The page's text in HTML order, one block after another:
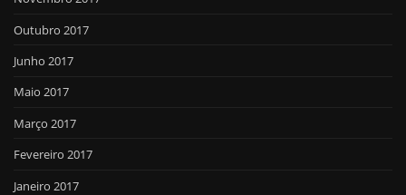
Outubro 2017
Junho 2017
Maio 2017
Março 2017
Fevereiro 2017
Janeiro 2017